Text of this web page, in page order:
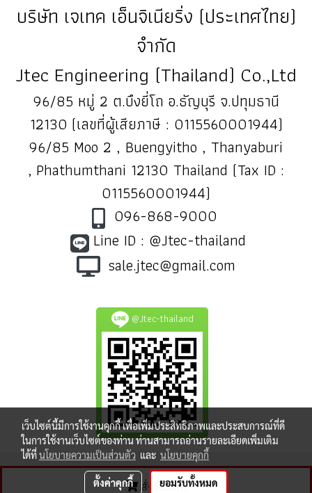
สั่งซื้อสินค้า
บริษัท เจเทค เอ็นจิเนียริ่ง (ประเทศไทย)
จำกัด
Jtec Engineering (Thailand) Co.,Ltd
96/85 หมู่ 2 ต.บึงยี่โถ อ.ธัญบุรี จ.ปทุมธานี
12130 (เลขที่ผู้เสียภาษี : 0115560001944)
96/85 Moo 2 , Buengyitho , Thanyaburi
, Phathumthani 12130 Thailand (Tax ID :
0115560001944)
096-868-9000
Line ID : @Jtec-thailand
sale.jtec@gmail.com
@Jtec-thailand
เว็บไซต์นี้มีการใช้งานคุกกี้ เพื่อเพิ่มประสิทธิภาพและประสบการณ์ที่ดี
ในการใช้งานเว็บไซต์ของท่าน ท่านสามารถอ่านรายละเอียดเพิ่มเติม
ได้ที่นโยบายความเป็นส่วนตัว และ นโยบายคุกกี้
ตั้งค่าคุกกี้ ยอมรับทั้งหมด